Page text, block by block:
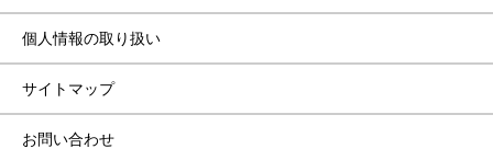
個人情報の取り扱い
サイトマップ
お問い合わせ